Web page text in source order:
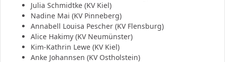
Julia Schmidtke (KV Kiel)
Nadine Mai (KV Pinneberg)
Annabell Louisa Pescher (KV Flensburg)
Alice Hakimy (KV Neumünster)
Kim-Kathrin Lewe (KV Kiel)
Anke Johannsen (KV Ostholstein)